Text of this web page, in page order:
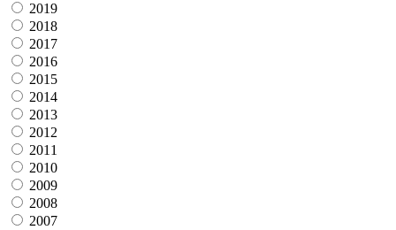
2019
2018
2017
2016
2015
2014
2013
2012
2011
2010
2009
2008
2007